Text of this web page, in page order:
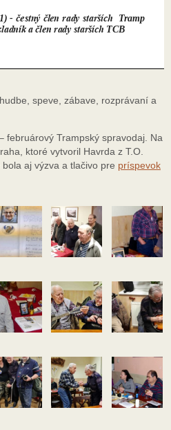
speve, zábave, rozprávaní a
februárový Trampský spravodaj. Na
ktoré vytvoril Havrda z T.O.
aj výzva a tlačivo pre príspevok